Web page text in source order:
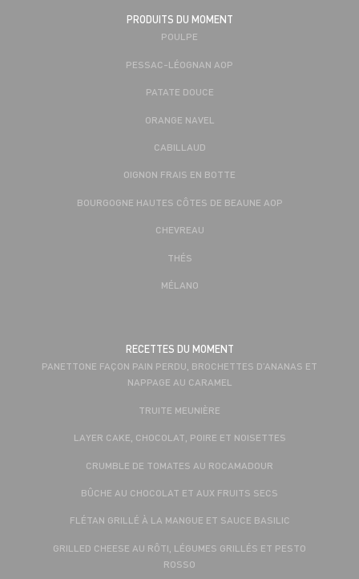
PRODUITS DU MOMENT
POULPE
PESSAC-LÉOGNAN AOP
PATATE DOUCE
ORANGE NAVEL
CABILLAUD
OIGNON FRAIS EN BOTTE
BOURGOGNE HAUTES CÔTES DE BEAUNE AOP
CHEVREAU
THÉS
MÉLANO
RECETTES DU MOMENT
PANETTONE FAÇON PAIN PERDU, BROCHETTES D’ANANAS ET
NAPPAGE AU CARAMEL
TRUITE MEUNIÈRE
LAYER CAKE, CHOCOLAT, POIRE ET NOISETTES
CRUMBLE DE TOMATES AU ROCAMADOUR
BÛCHE AU CHOCOLAT ET AUX FRUITS SECS
FLÉTAN GRILLÉ À LA MANGUE ET SAUCE BASILIC
GRILLED CHEESE AU RÔTI, LÉGUMES GRILLÉS ET PESTO
ROSSO